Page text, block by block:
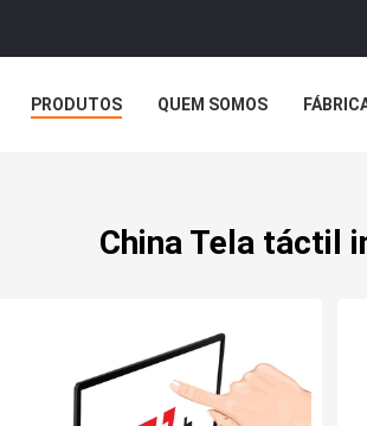
PRODUTOS QUEM SOMOS
China Tela táctil